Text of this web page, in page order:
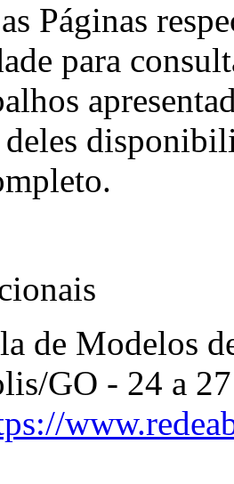
Páginas
para
de Modelos
GO - 24 a